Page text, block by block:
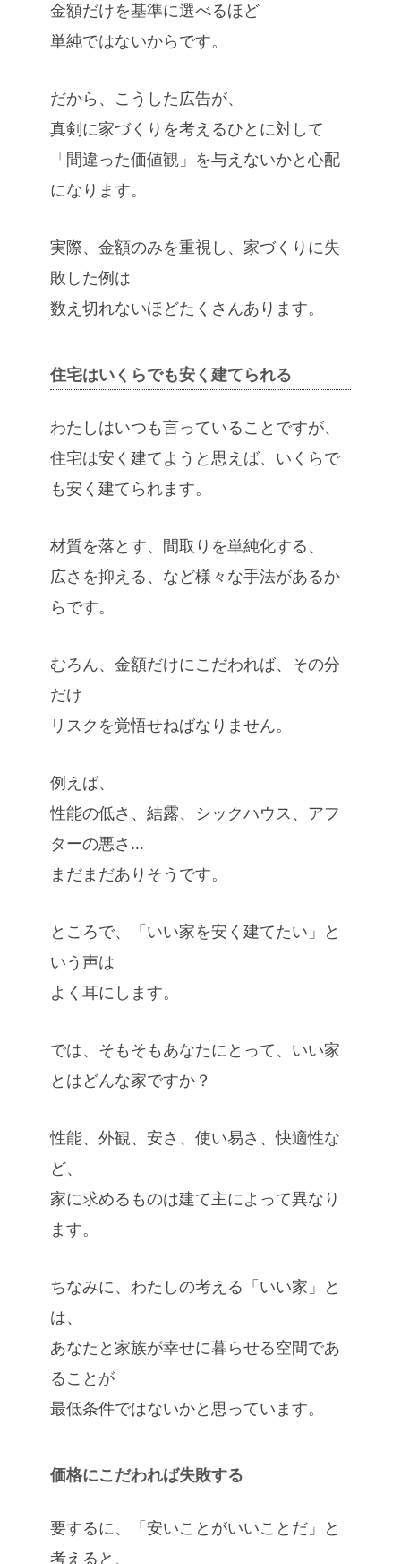
金額だけを基準に選べるほど
単純ではないからです。
だから、こうした広告が、
真剣に家づくりを考えるひとに対して
「間違った価値観」を与えないかと心配
になります。
実際、金額のみを重視し、家づくりに失
敗した例は
数え切れないほどたくさんあります。
住宅はいくらでも安く建てられる
わたしはいつも言っていることですが、
住宅は安く建てようと思えば、いくらで
も安く建てられます。
材質を落とす、間取りを単純化する、
広さを抑える、など様々な手法があるか
らです。
むろん、金額だけにこだわれば、その分
だけ
リスクを覚悟せねばなりません。
例えば、
性能の低さ、結露、シックハウス、アフ
ターの悪さ…
まだまだありそうです。
ところで、「いい家を安く建てたい」と
いう声は
よく耳にします。
では、そもそもあなたにとって、いい家
とはどんな家ですか？
性能、外観、安さ、使い易さ、快適性な
ど、
家に求めるものは建て主によって異なり
ます。
ちなみに、わたしの考える「いい家」と
は、
あなたと家族が幸せに暮らせる空間であ
ることが
最低条件ではないかと思っています。
価格にこだわれば失敗する
要するに、「安いことがいいことだ」と
考えると、